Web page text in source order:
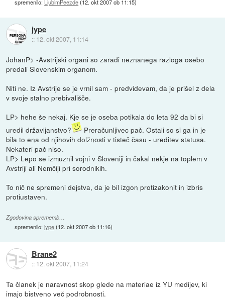
spremenilo: LjubimPeezde(12. okt 2007 ob 11:15)
jype
:: 12. okt 2007, 11:14
JohanP> -Avstrijski organi so zaradi neznanega razloga osebo
predali Slovenskim organom.
Niti ne. Iz Avstrije se je vrnil sam - predvidevam, da je prišel z dela
v svoje stalno prebivališče.
LP> hehe še nekaj. Kje se je oseba potikala do leta 92 da bi si
uredil državljanstvo?
Preračunljivec pač. Ostali so si ga in je
bila to ena od njihovih dolžnosti v tisteč času - ureditev statusa.
Nekateri pač niso.
LP> Lepo se izmuznil vojni v Sloveniji in čakal nekje na toplem v
Avstriji ali Nemčiji pri sorodnikih.
To nič ne spremeni dejstva, da je bil izgon protizakonit in izbris
protiustaven.
Zgodovina sprememb…
spremenilo:jype(12. okt 2007 ob 11:16)
Brane2
:: 12. okt 2007, 11:24
Ta članek je naravnost skop glede na materiae iz YU medijev, ki
imajo bistveno več podrobnosti.